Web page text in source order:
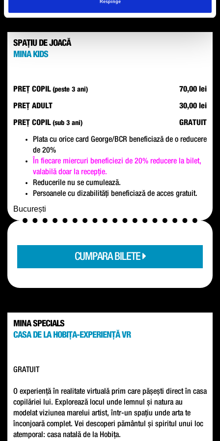
Respinge
SPAȚIU DE JOACĂ
MINA KIDS
PREȚ COPIL (peste 3 ani) 70,00 lei
PREȚ ADULT 30,00 lei
PREȚ COPIL (sub 3 ani) GRATUIT
Plata cu orice card George/BCR beneficiază de o reducere
de 20%
În fiecare miercuri beneficiezi de 20% reducere la bilet,
valabilă doar la recepție.
Reducerile nu se cumulează.
Persoanele cu dizabilități beneficiază de acces gratuit.
București
CUMPARA BILETE
MINA SPECIALS
CASA DE LA HOBIȚA-EXPERIENȚĂ VR
GRATUIT
O experiență în realitate virtuală prim care pășești direct în casa
copilăriei lui. Explorează locul unde lemnul și natura au
modelat viziunea marelui artist, într-un spațiu unde arta te
înconjoară complet. Vei descoperi pământul și spiritul unui loc
atemporal: casa natală de la Hobița.